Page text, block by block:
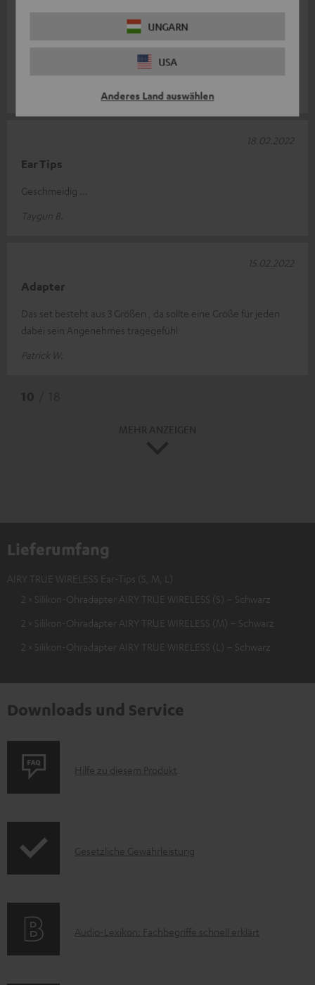
UNGARN
USA
Anderes Land auswählen
Als Reserve absolut ausreichend. Top Qualität.
Ear Tips
Geschmeidig ...
Taygun B.
18.02.2022
Adapter
Das set besteht aus 3 Größen , da sollte eine Größe für jeden
dabei sein Angenehmes tragegefühl
Patrick W.
15.02.2022
Lieferumfang
AIRY TRUE WIRELESS Ear-Tips (S, M, L)
2 × Silikon-Ohradapter AIRY TRUE WIRELESS (S) – Schwarz
2 × Silikon-Ohradapter AIRY TRUE WIRELESS (M) – Schwarz
2 × Silikon-Ohradapter AIRY TRUE WIRELESS (L) – Schwarz
Downloads und Service
P
u
A
Hilfe zu diesem Produkt
I
r
Gesetzliche Gewährleistung
A
Audio-Lexikon: Fachbegriffe schnell erklärt